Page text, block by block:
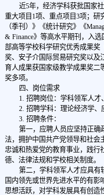
近5年，经济学科获批国家
重大项目1项、重点项目3项；研
（季刊）》《统计研究》《
& Finance》等高水平期刊，入
部高等学校科学研究优秀成果奖
奖、安子介国际贸易研究奖以及
育人成果获国家级教学成果奖二
奖多项。
四、岗位需求
1. 招聘岗位：学科领军人才
2. 招聘学科：理论经济学
3. 招聘条件：
第一，应聘人员应坚持正确
法，拥护中国共产党领导和社会
忠诚和热爱党的教育事业，践行
德、法律法规和学校相关制度。
第二，学科领军人才应具有
国内领先或世界先进水平的有
思想活跃，对学科发展具有创造